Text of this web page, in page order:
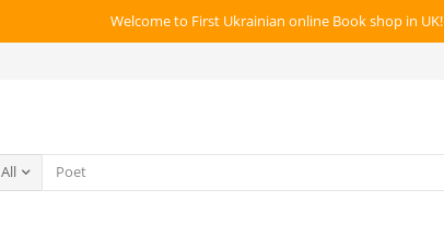
Welcome to First Ukrainian online Book shop in UK!
All